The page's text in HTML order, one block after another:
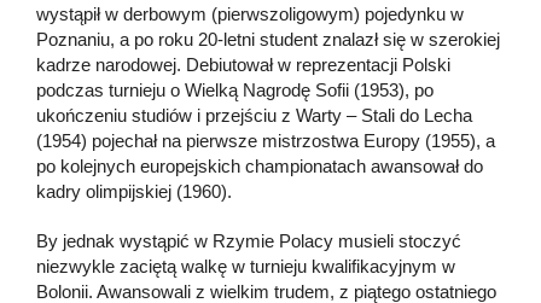
wystąpił w derbowym (pierwszoligowym) pojedynku w
Poznaniu, a po roku 20-letni student znalazł się w szerokiej
kadrze narodowej. Debiutował w reprezentacji Polski
podczas turnieju o Wielką Nagrodę Sofii (1953), po
ukończeniu studiów i przejściu z Warty – Stali do Lecha
(1954) pojechał na pierwsze mistrzostwa Europy (1955), a
po kolejnych europejskich championatach awansował do
kadry olimpijskiej (1960).
By jednak wystąpić w Rzymie Polacy musieli stoczyć
niezwykle zaciętą walkę w turnieju kwalifikacyjnym w
Bolonii. Awansowali z wielkim trudem, z piątego ostatniego